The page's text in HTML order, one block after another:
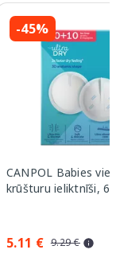
-45%
CANPOL Babies
krūšturu ieliktnīši,
5.11 € 9.29 €